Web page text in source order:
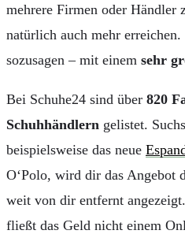
mehrere Firmen oder Händler
natürlich auch mehr
sozusagen – mit einem sehr
Bei Schuhe24 sind über 820
Schuhhändlern gelistet.
beispielsweise das neue
O‘Polo, wird dir das Angebot
weit von dir entfernt
fließt das Geld nicht einem